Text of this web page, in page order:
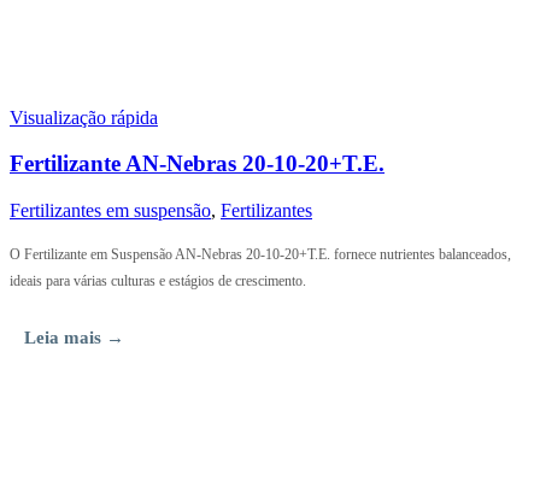
Visualização rápida
Fertilizante AN-Nebras 20-10-20+T.E.
Fertilizantes em suspensão, Fertilizantes
O Fertilizante em Suspensão AN-Nebras 20-10-20+T.E. fornece nutrientes balanceados,
ideais para várias culturas e estágios de crescimento.
Leia mais →